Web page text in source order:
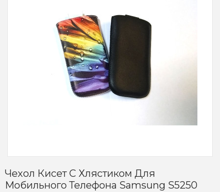
Чехол Кисет С Хлястиком Для
Мобильного Телефона Samsung S5250